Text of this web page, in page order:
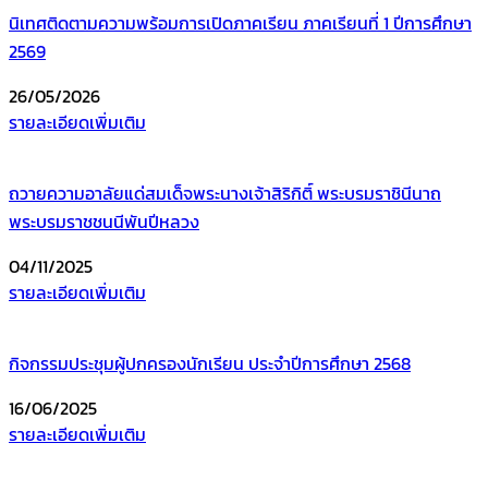
นิเทศติดตามความพร้อมการเปิดภาคเรียน ภาคเรียนที่ 1 ปีการศึกษา
2569
26/05/2026
รายละเอียดเพิ่มเติม
ถวายความอาลัยแด่สมเด็จพระนางเจ้าสิริกิติ์ พระบรมราชินีนาถ
พระบรมราชชนนีพันปีหลวง
04/11/2025
รายละเอียดเพิ่มเติม
กิจกรรมประชุมผู้ปกครองนักเรียน ประจำปีการศึกษา 2568
16/06/2025
รายละเอียดเพิ่มเติม